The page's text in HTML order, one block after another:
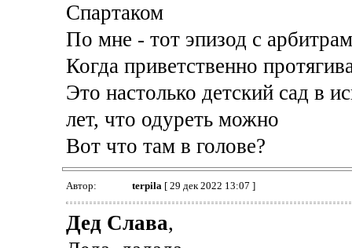
Спартаком
По мне - тот эпизод с
Когда приветственно
Это настолько детский сад в
лет, что одуреть можно
Вот что там в голове?
Автор: terpila[ 29 дек 2022 13:07 ]
Дед Слава,